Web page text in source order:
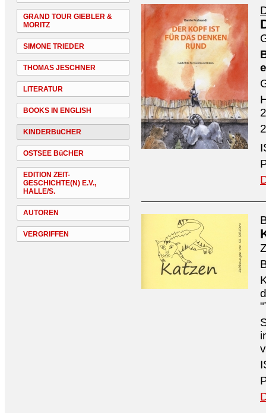
GRAND TOUR GIEBLER &
MORITZ
SIMONE TRIEDER
THOMAS JESCHNER
LITERATUR
BOOKS IN ENGLISH
KINDERBüCHER
OSTSEE BüCHER
EDITION ZEIT-
GESCHICHTE(N) E.V.,
HALLE/S.
AUTOREN
VERGRIFFEN